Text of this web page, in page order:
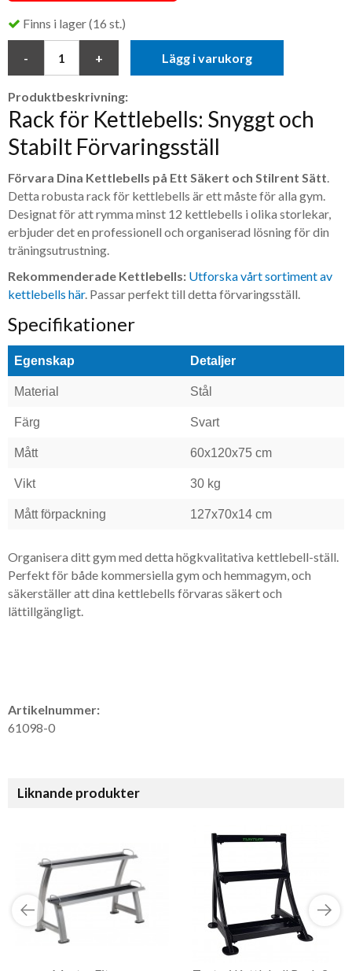
Finns i lager (16 st.)
Lägg i varukorg
Produktbeskrivning:
Rack för Kettlebells: Snyggt och
Stabilt Förvaringsställ
Förvara Dina Kettlebells på Ett Säkert och Stilrent Sätt.
Detta robusta rack för kettlebells är ett måste för alla gym.
Designat för att rymma minst 12 kettlebells i olika storlekar,
erbjuder det en professionell och organiserad lösning för din
träningsutrustning.
Rekommenderade Kettlebells: Utforska vårt sortiment av
kettlebells här. Passar perfekt till detta förvaringsställ.
Specifikationer
Egenskap Detaljer
Material Stål
Färg Svart
Mått 60x120x75 cm
Vikt 30 kg
Mått förpackning 127x70x14 cm
​Organisera ditt gym med detta högkvalitativa kettlebell-ställ.
Perfekt för både kommersiella gym och hemmagym, och
säkerställer att dina kettlebells förvaras säkert och
lättillgängligt.
Artikelnummer:
61098-0
Liknande produkter